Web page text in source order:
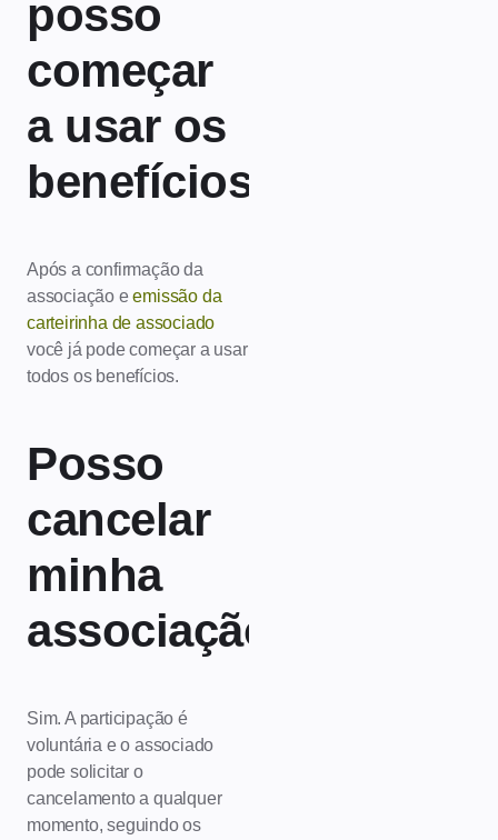
posso
começar
a usar os
benefícios?
Após a confirmação da
associação eemissão da
carteirinha de associado
você já pode começar a usar
todos os benefícios.
Posso
cancelar
minha
associação?
Sim. A participação é
voluntária e o associado
pode solicitar o
cancelamento a qualquer
momento, seguindo os